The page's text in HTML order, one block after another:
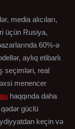
media alıcıları,
üçün Rusiya,
60%-ə
aylıq etibarlı
seçimləri, real
menencer
haqqında daha
güclü
keçin və